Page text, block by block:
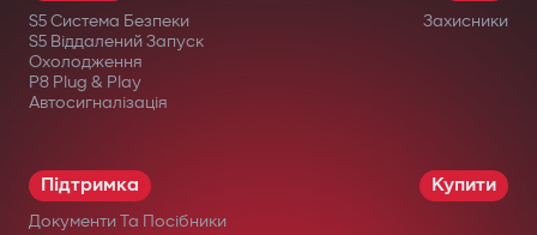
у великих мережах електроніки;
S5 Система Безпеки
S5 Віддалений Запуск
Охолодження
P8 Plug & Play
Автосигналізація
Захисники
Підтримка
Документи Та Посібники
Купити